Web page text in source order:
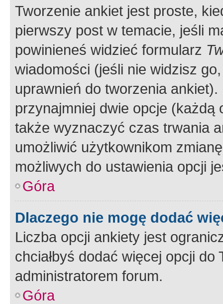
Tworzenie ankiet jest proste,
pierwszy post w temacie, jeśli
powinieneś widzieć formularz
wiadomości (jeśli nie widzisz
uprawnień do tworzenia
przynajmniej dwie opcje
także wyznaczyć czas trwania
umożliwić użytkownikom
możliwych do ustawienia opcji
Góra
Dlaczego nie mogę dodać
Liczba opcji ankiety jest
chciałbyś dodać więcej opcji
administratorem forum.
Góra